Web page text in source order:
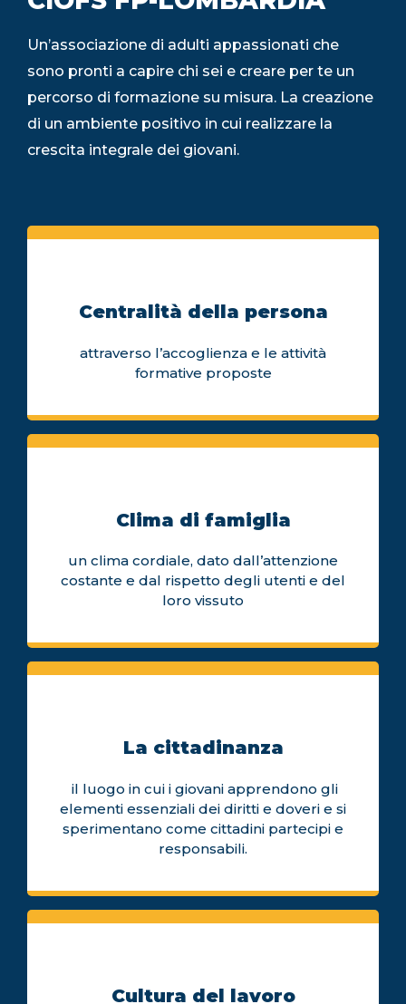
Un’associazione di adulti appassionati che
sono pronti a capire chi sei e creare per te un
percorso di formazione su misura. La creazione
di un ambiente positivo in cui realizzare la
crescita integrale dei giovani.
Centralità della persona
attraverso l’accoglienza e le attività
formative proposte
Clima di famiglia
un clima cordiale, dato dall’attenzione
costante e dal rispetto degli utenti e del
loro vissuto
La cittadinanza
il luogo in cui i giovani apprendono gli
elementi essenziali dei diritti e doveri e si
sperimentano come cittadini partecipi e
responsabili.
Cultura del lavoro